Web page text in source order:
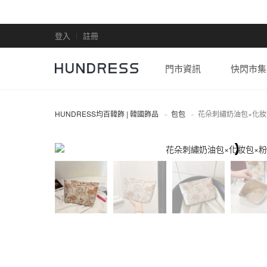
登入 註冊
門市資訊 快閃市集
HUNDRESS均百韓飾 | 韓國飾品 包包 花朵刺繡奶油包×化